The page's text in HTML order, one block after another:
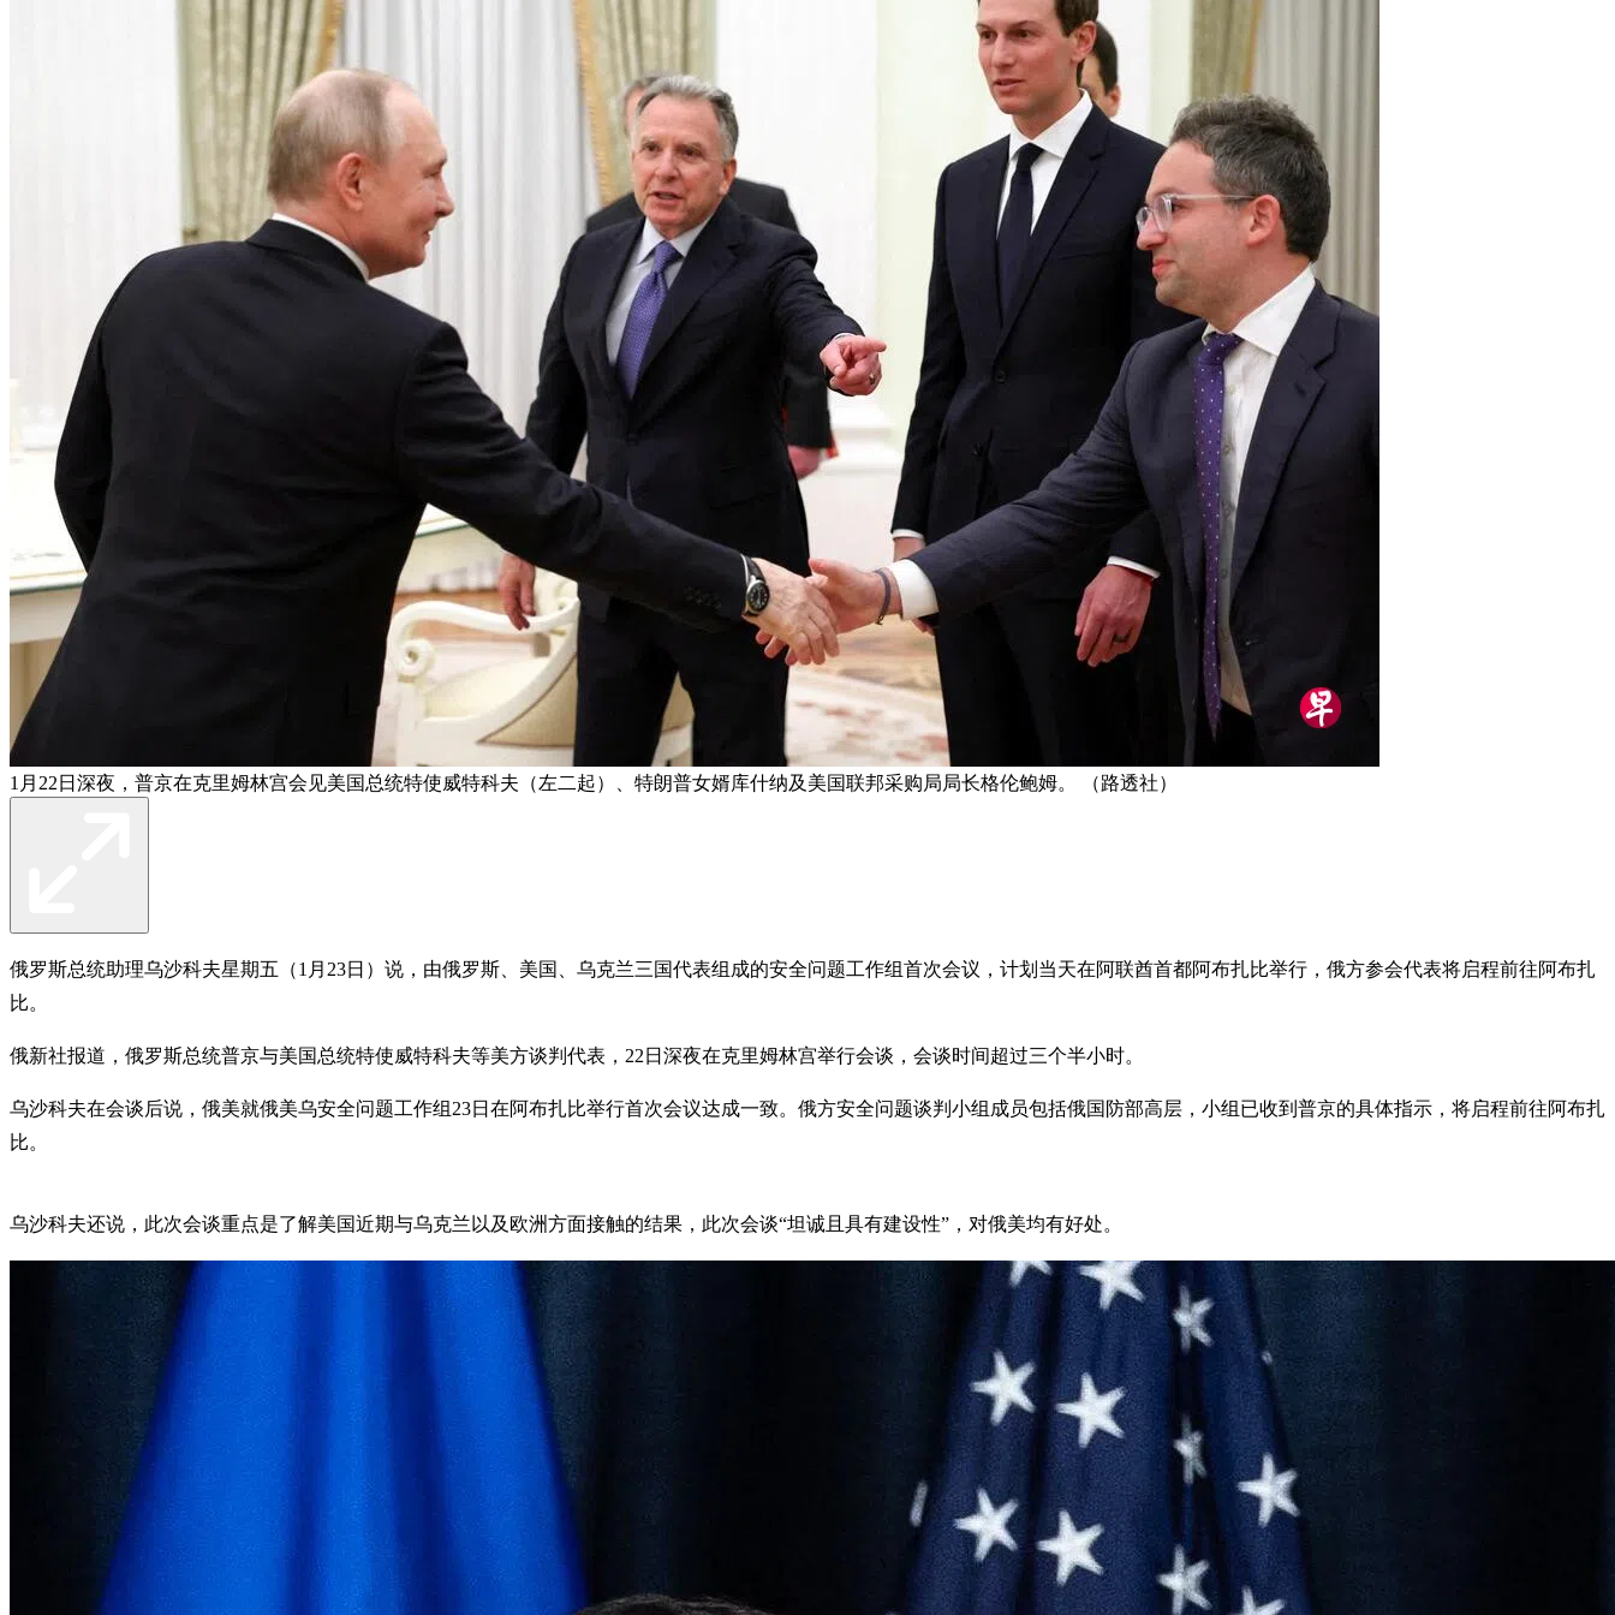
1月22日深夜，普京在克里姆林宫会见美国总统特使威特科夫（左二起）、特朗普女婿库什纳及美国联邦采购局局长格伦鲍姆。 （路透社）
俄罗斯总统助理乌沙科夫星期五（1月23日）说，由俄罗斯、美国、乌克兰三国代表组成的安全问题工作组首次会议，计划当天在阿联酋首都阿布扎比举行，俄方参会代表将启程前往阿布扎
比。
俄新社报道，俄罗斯总统普京与美国总统特使威特科夫等美方谈判代表，22日深夜在克里姆林宫举行会谈，会谈时间超过三个半小时。
乌沙科夫在会谈后说，俄美就俄美乌安全问题工作组23日在阿布扎比举行首次会议达成一致。俄方安全问题谈判小组成员包括俄国防部高层，小组已收到普京的具体指示，将启程前往阿布扎
比。
乌沙科夫还说，此次会谈重点是了解美国近期与乌克兰以及欧洲方面接触的结果，此次会谈“坦诚且具有建设性”，对俄美均有好处。